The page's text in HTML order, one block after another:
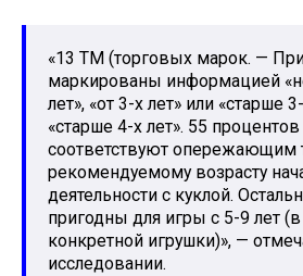
«13 ТМ (торговых марок. —
маркированы информацией
лет», «от 3-х лет» или «старше
«старше 4-х лет». 55
соответствуют опережающим
рекомендуемому возрасту
деятельности с куклой.
пригодны для игры с 5-9 лет
конкретной игрушки)», —
исследовании.